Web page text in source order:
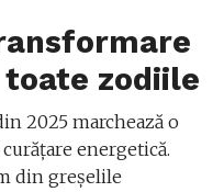
zodiile
2025 marchează o
energetică.
din greșelile